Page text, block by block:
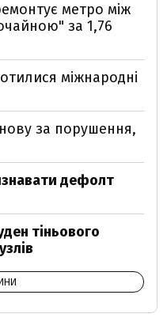
метро між
за 1,76
міжнародні
за порушення,
дефолт
тіньового